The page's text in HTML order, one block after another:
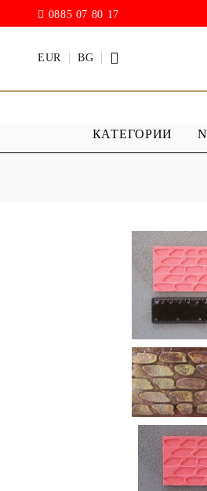
0885 07 80 17
EUR BG
КАТЕГОРИИ
АКРИЛ МАТ
BODY ART
ТЯЛО
АКРИЛ
АКРИЛ
Ebru /
Рисуване
ПАСТИ ЗА
РЕЛЕФ -
РЕЛЕФ -